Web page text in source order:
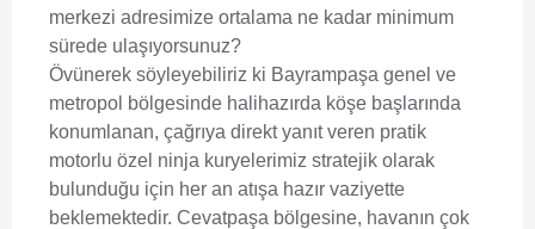
merkezi adresimize ortalama ne kadar minimum
sürede ulaşıyorsunuz?
Övünerek söyleyebiliriz ki Bayrampaşa genel ve
metropol bölgesinde halihazırda köşe başlarında
konumlanan, çağrıya direkt yanıt veren pratik
motorlu özel ninja kuryelerimiz stratejik olarak
bulunduğu için her an atışa hazır vaziyette
beklemektedir. Cevatpaşa bölgesine, havanın çok